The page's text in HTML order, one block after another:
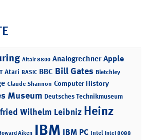
Altair 8800 Analogrechner Apple
Atari BASIC BBC Bill Gates Bletchley
Claude Shannon Computer History
Museum Deutsches Technikmuseum
Wilhelm Leibniz Heinz
Aiken IBM IBM PC Intel Intel 8088